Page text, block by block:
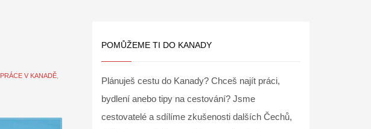
PRÁCE V KANADĚ
POMŮŽEME TI DO KANADY
Plánuješ cestu do Kanady? Chceš najít práci,
bydlení anebo tipy na cestování? Jsme
cestovatelé a sdílíme zkušenosti dalších Čechů,